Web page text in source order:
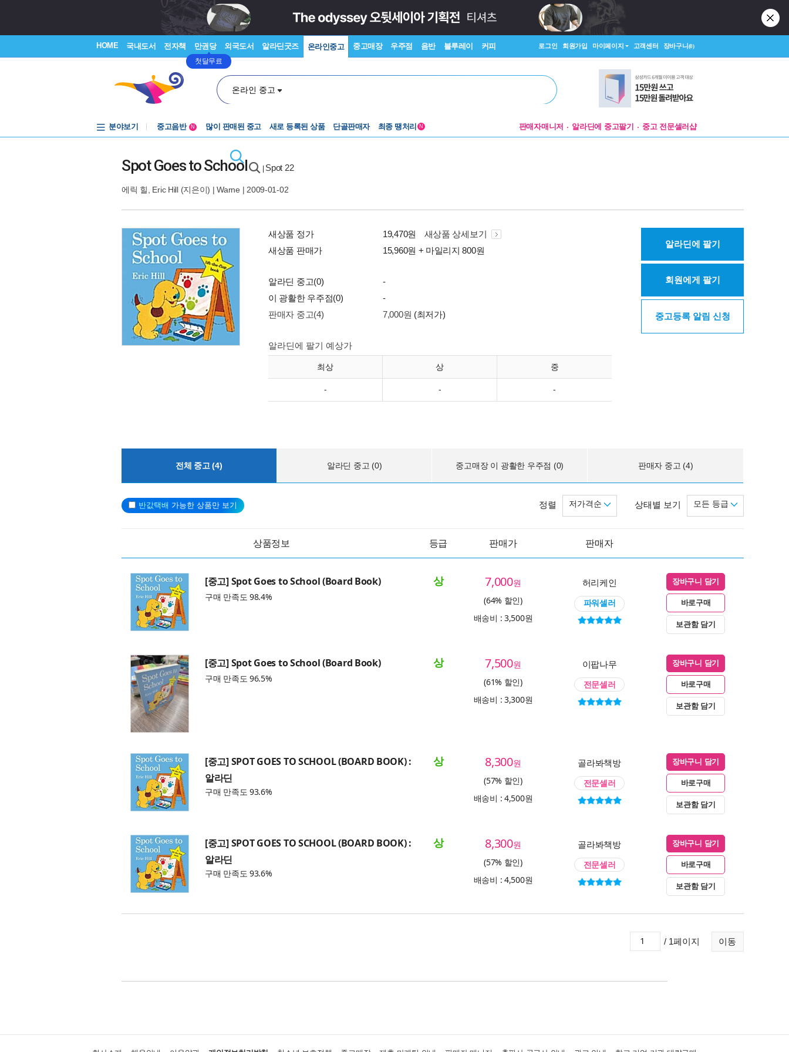
HOME 국내도서 전자책 만권당
첫달무료
외국도서 알라딘굿즈 온라인중고 중고매장 우주점 음반 블루레이 커피 로그인 회원가입 마이페이지 고객센터 장바구니(0)
온라인 중고
분야보기
중고음반
N 많이 판매된 중고 새로 등록된 상품 단골판매자 최종 땡처리 N 판매자매니저 알라딘에 중고팔기 중고 전문셀러샵
Spot Goes to School Spot 22
에릭 힐 Eric Hill(지은이) |Warne | 2009-01-02
새상품 정가 19,470원
새상품 상세보기
새상품 판매가
15,960원 + 마일리지 800원
알라딘 중고(0)
-
이 광활한 우주점(0)
-
판매자 중고(4)
7,000원 (최저가)
알라딘에 팔기 예상가
최상 상 중
- - -
알라딘에 팔기
회원에게 팔기
중고등록 알림 신청
전체 중고 (4) 알라딘 중고 (0) 중고매장 이 광활한 우주점 (0) 판매자 중고 (4)
반값택배 가능한 상품만 보기 상태별 보기 모든 등급
정렬 저가격순
상품정보 등급 판매가 판매자
[중고] Spot Goes to School (Board Book)
구매 만족도 98.4%
상 7,000원
(64% 할인)
배송비 : 3,500원
허리케인
파워셀러
장바구니 담기
바로구매
보관함 담기
[중고] Spot Goes to School (Board Book)
구매 만족도 96.5%
상 7,500원
(61% 할인)
배송비 : 3,300원
이팝나무
전문셀러
장바구니 담기
바로구매
보관함 담기
[중고] SPOT GOES TO SCHOOL (BOARD BOOK) :
알라딘
구매 만족도 93.6%
상 8,300원
(57% 할인)
배송비 : 4,500원
골라봐책방
전문셀러
장바구니 담기
바로구매
보관함 담기
[중고] SPOT GOES TO SCHOOL (BOARD BOOK) :
알라딘
구매 만족도 93.6%
상 8,300원
(57% 할인)
배송비 : 4,500원
골라봐책방
전문셀러
장바구니 담기
바로구매
보관함 담기
이동
/ 1페이지